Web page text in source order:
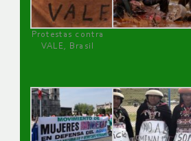
Protestas contra
VALE, Brasil